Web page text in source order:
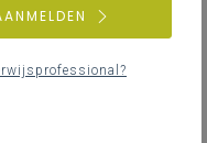
suggestie focust op
eenuniversele